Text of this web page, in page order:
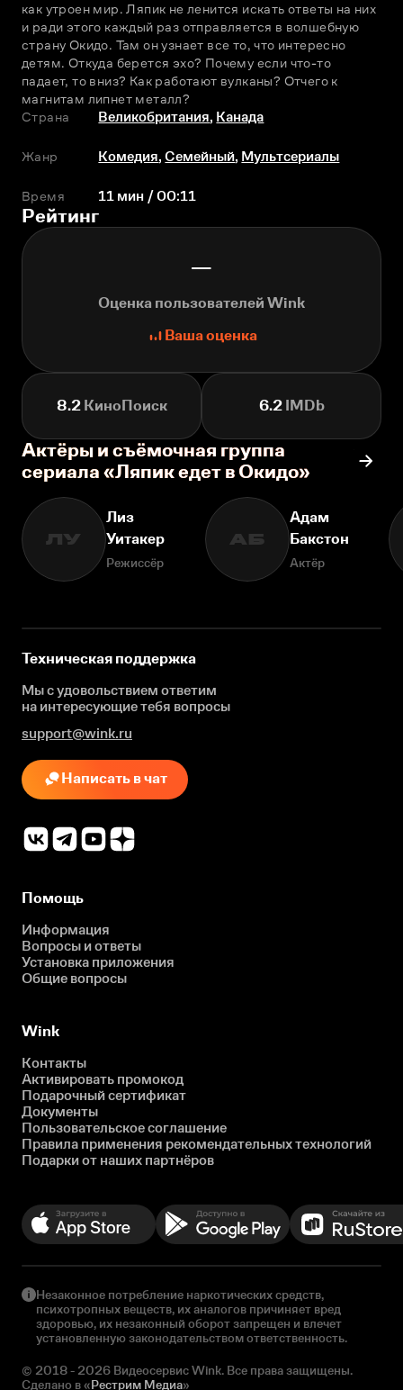
как утроен мир. Ляпик не ленится искать ответы на них
и ради этого каждый раз отправляется в волшебную
страну Окидо. Там он узнает все то, что интересно
детям. Откуда берется эхо? Почему если что-то
падает, то вниз? Как работают вулканы? Отчего к
магнитам липнет металл?
Страна
Великобритания, Канада
Жанр Комедия,Семейный, Мультсериалы
Время 11 мин / 00:11
Рейтинг
—
Оценка пользователей Wink
Ваша оценка
8.2КиноПоиск 6.2IMDb
Актёры и съёмочная группа
сериала «Ляпик едет в Окидо»
ЛУ
Лиз
Уитакер
Режиссёр
АБ
Адам
Бакстон
Актёр
Техническая поддержка
Мы с удовольствием ответим
на интересующиетебя вопросы
support@wink.ru
Написать в чат
Помощь
Информация
Вопросы и ответы
Установка приложения
Общие вопросы
Wink
Контакты
Активировать промокод
Подарочный сертификат
Документы
Пользовательское соглашение
Правила применения рекомендательных технологий
Подарки от наших партнёров
Незаконное потребление наркотических средств,
психотропных веществ, их аналогов причиняет вред
здоровью, их незаконный оборот запрещен и влечет
установленную законодательством ответственность.
© 2018 - 2026 Видеосервис Wink. Все права защищены.
Сделано в «Рестрим Медиа»